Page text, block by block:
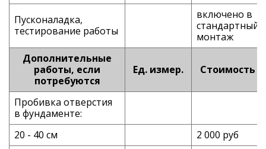
Пусконаладка,
тестирование работы
включено в
стандартный
монтаж
Дополнительные
работы, если
потребуются
Ед. измер. Стоимость
Пробивка отверстия
в фундаменте:
20 - 40 см
2 000 руб